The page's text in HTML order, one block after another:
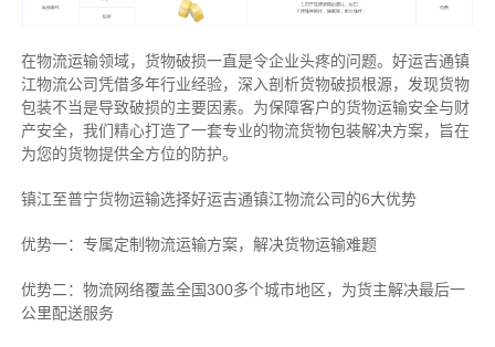
在物流运输领域，货物破损一直是令企业头疼的问题。好运吉通镇
江物流公司凭借多年行业经验，深入剖析货物破损根源，发现货物
包装不当是导致破损的主要因素。为保障客户的货物运输安全与财
产安全，我们精心打造了一套专业的物流货物包装解决方案，旨在
为您的货物提供全方位的防护。
镇江至普宁货物运输选择好运吉通镇江物流公司的6大优势
优势一：专属定制物流运输方案，解决货物运输难题
优势二：物流网络覆盖全国300多个城市地区，为货主解决最后一
公里配送服务